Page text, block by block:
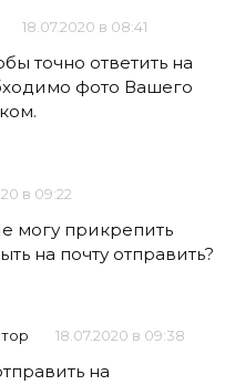
18.07.2020 в 08:41
точно ответить на
фото Вашего
в 09:22
могу прикрепить
на почту отправить?
18.07.2020 в 09:38
на